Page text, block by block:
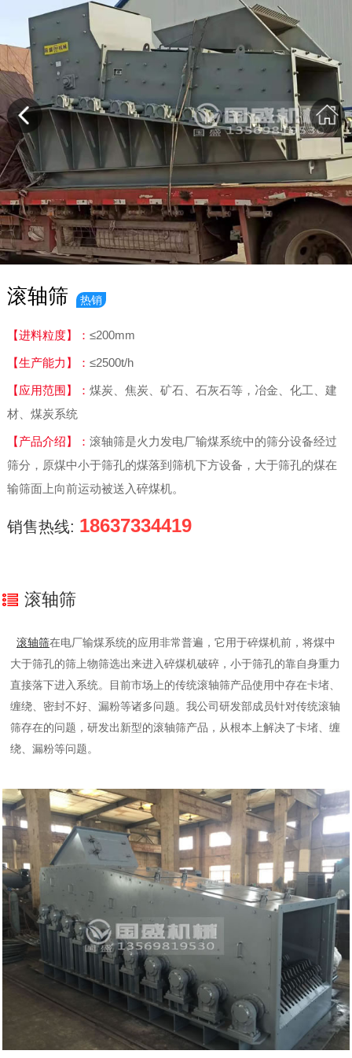
滚轴筛 热销
【进料粒度】： ≤200mm
【生产能力】： ≤2500t/h
【应用范围】： 煤炭、焦炭、矿石、石灰石等，冶金、化工、建
材、煤炭系统
【产品介绍】： 滚轴筛是火力发电厂输煤系统中的筛分设备经过
筛分，原煤中小于筛孔的煤落到筛机下方设备，大于筛孔的煤在
输筛面上向前运动被送入碎煤机。
销售热线: 18637334419
滚轴筛
滚轴筛在电厂输煤系统的应用非常普遍，它用于碎煤机前，将煤中
大于筛孔的筛上物筛选出来进入碎煤机破碎，小于筛孔的靠自身重力
直接落下进入系统。目前市场上的传统滚轴筛产品使用中存在卡堵、
缠绕、密封不好、漏粉等诸多问题。我公司研发部成员针对传统滚轴
筛存在的问题，研发出新型的滚轴筛产品，从根本上解决了卡堵、缠
绕、漏粉等问题。